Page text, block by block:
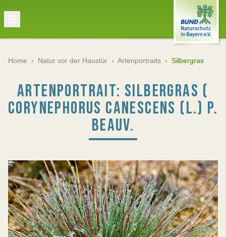
Home › Natur vor der Haustür › Artenportraits › Silbergras
ARTENPORTRAIT: SILBERGRAS (
CORYNEPHORUS CANESCENS (L.) P.
BEAUV.